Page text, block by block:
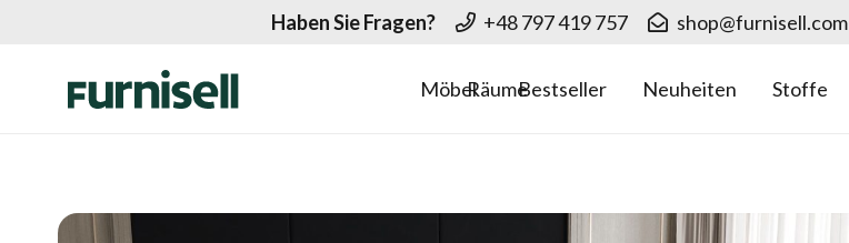
Haben Sie Fragen? +48 797 419 757 shop@furnisell.com
MöbelRäumeBestseller Neuheiten Stoffe